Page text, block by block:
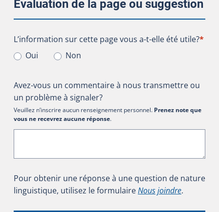
Évaluation de la page ou suggestion
L’information sur cette page vous a-t-elle été utile?
L’information sur cette page vous a-t-elle été utile?*
Oui
Non
Avez-vous un commentaire à nous transmettre ou
un problème à signaler?
Veuillez n’inscrire aucun renseignement personnel. Prenez note que
vous ne recevrez aucune réponse.
Pour obtenir une réponse à une question de nature
linguistique, utilisez le formulaireNous joindre.